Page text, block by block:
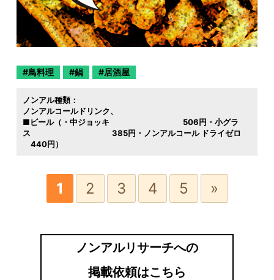
鳥料理 鍋 居酒屋
ノンアル種類：
ノンアルコールドリンク
■ビール（・中ジョッキ 506円・小グラ
ス 385円・ノンアルコール ドライゼロ
440円）
1 2 3 4 5 »
ノンアルリサーチへの
掲載依頼はこちら